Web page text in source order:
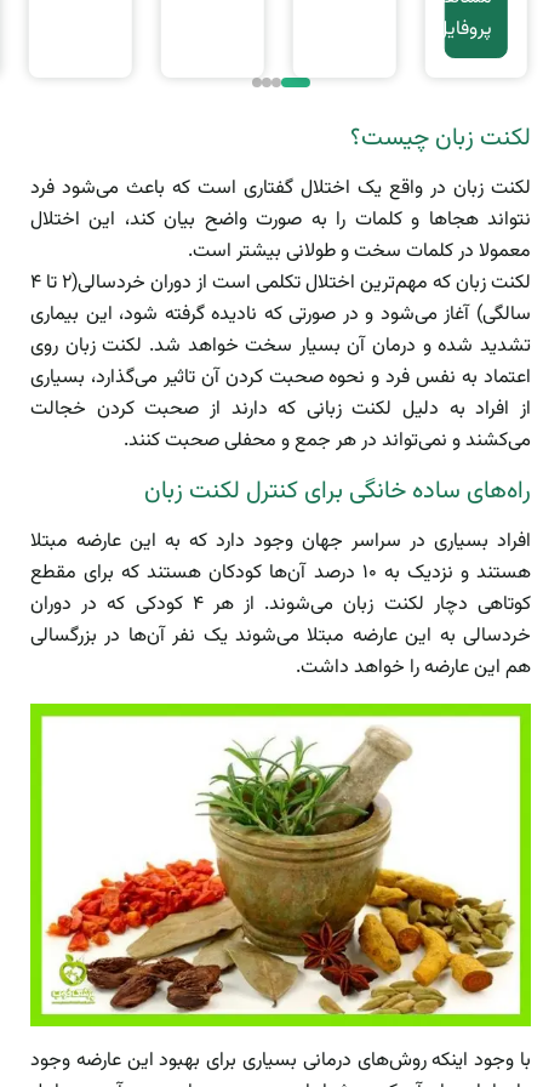
پروفایل
لکنت زبان چیست؟
لکنت زبان در واقع یک اختلال گفتاری است که باعث می‌شود فرد
نتواند هجاها و کلمات را به صورت واضح بیان کند، این اختلال
معمولا در کلمات سخت و طولانی بیشتر است.
لکنت زبان که مهم‌ترین اختلال تکلمی است از دوران خردسالی(۲ تا ۴
سالگی) آغاز می‌شود و در صورتی که نادیده گرفته شود، این بیماری
تشدید شده و درمان آن بسیار سخت خواهد شد. لکنت زبان روی
اعتماد به نفس فرد و نحوه صحبت کردن آن تاثیر می‌گذارد، بسیاری
از افراد به دلیل لکنت زبانی که دارند از صحبت کردن خجالت
می‌کشند و نمی‌تواند در هر جمع و محفلی صحبت کنند.
راه‌های ساده خانگی برای کنترل لکنت زبان
افراد بسیاری در سراسر جهان وجود دارد که به این عارضه مبتلا
هستند و نزدیک به ۱۰ درصد آن‌ها کودکان هستند که برای مقطع
کوتاهی دچار لکنت زبان می‌شوند. از هر ۴ کودکی که در دوران
خردسالی به این عارضه مبتلا می‌شوند یک نفر آن‌ها در بزرگسالی
هم این عارضه را خواهد داشت.
با وجود اینکه روش‌های درمانی بسیاری برای بهبود این عارضه وجود